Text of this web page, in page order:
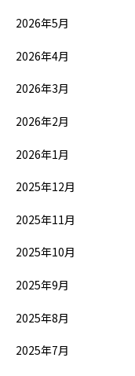
2026年5月
2026年4月
2026年3月
2026年2月
2026年1月
2025年12月
2025年11月
2025年10月
2025年9月
2025年8月
2025年7月